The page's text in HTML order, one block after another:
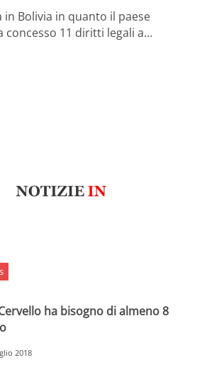
in Bolivia in quanto il paese
concesso 11 diritti legali a…
ha bisogno di almeno 8
2018